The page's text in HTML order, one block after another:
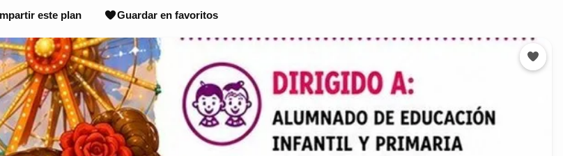
este plan Guardar en favoritos